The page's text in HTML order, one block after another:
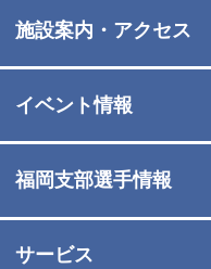
施設案内・アクセス
イベント情報
福岡支部選手情報
サービス